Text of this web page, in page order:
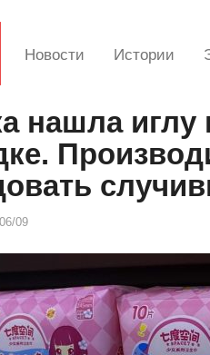
Новости Истории
нашла иглу
09